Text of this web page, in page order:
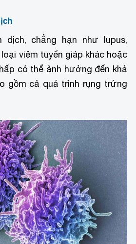
dịch, chẳng hạn như lupus,
viêm tuyến giáp khác hoặc
có thể ảnh hưởng đến khả
gồm cả quá trình rụng trứng